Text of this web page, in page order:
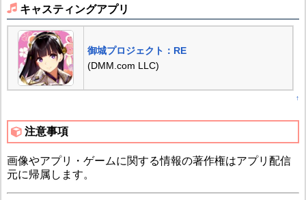
キャスティングアプリ
御城プロジェクト：RE
(DMM.com LLC)
↑
注意事項
画像やアプリ・ゲームに関する情報の著作権はアプリ配信
元に帰属します。